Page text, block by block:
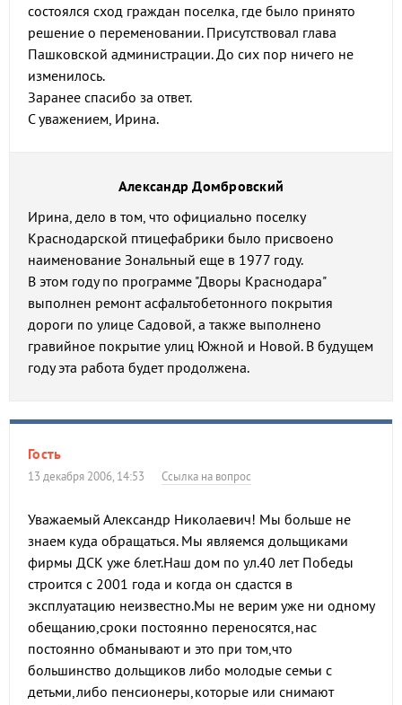
состоялся сход граждан поселка, где было принято
решение о переменовании. Присутствовал глава
Пашковской администрации. До сих пор ничего не
изменилось.
Заранее спасибо за ответ.
С уважением, Ирина.
Александр Домбровский
Ирина, дело в том, что официально поселку
Краснодарской птицефабрики было присвоено
наименование Зональный еще в 1977 году.
В этом году по программе "Дворы Краснодара"
выполнен ремонт асфальтобетонного покрытия
дороги по улице Садовой, а также выполнено
гравийное покрытие улиц Южной и Новой. В будущем
году эта работа будет продолжена.
Гость
13 декабря 2006, 14:53 Ссылка на вопрос
Уважаемый Александр Николаевич! Мы больше не
знаем куда обращаться. Мы являемся дольщиками
фирмы ДСК уже 6лет.Наш дом по ул.40 лет Победы
строится с 2001 года и когда он сдастся в
эксплуатацию неизвестно.Мы не верим уже ни одному
обещанию,сроки постоянно переносятся,нас
постоянно обманывают и это при том,что
большинство дольщиков либо молодые семьи с
детьми,либо пенсионеры,которые или снимают